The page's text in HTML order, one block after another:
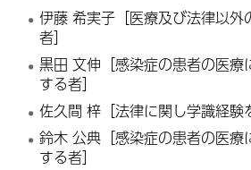
伊藤 希実子［医療及び法律以外
者］
黒田 文伸［感染症の患者の医療
する者］
佐久間 梓［法律に関し学識経験
鈴木 公典［感染症の患者の医療
する者］